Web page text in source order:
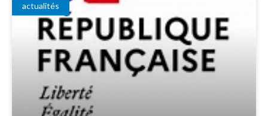
actualités